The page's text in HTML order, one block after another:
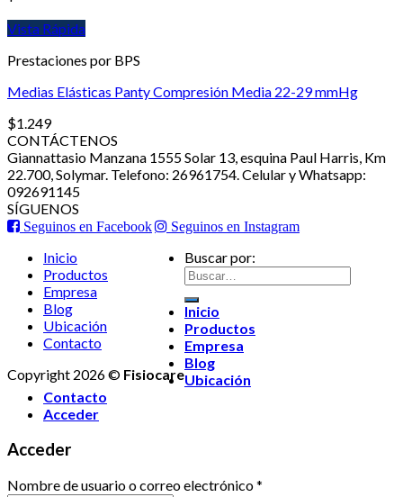
Vista Rápida
Prestaciones por BPS
Medias Elásticas Panty Compresión Media 22-29 mmHg
$1.249
CONTÁCTENOS
Giannattasio Manzana 1555 Solar 13, esquina Paul Harris, Km
22.700, Solymar. Telefono: 26961754. Celular y Whatsapp:
092691145
SÍGUENOS
Seguinos en Facebook Seguinos en Instagram
Inicio
Productos
Empresa
Blog
Ubicación
Contacto
Copyright 2026 © Fisiocare
Buscar por:
Inicio
Productos
Empresa
Blog
Ubicación
Contacto
Acceder
Acceder
Nombre de usuario o correo electrónico*